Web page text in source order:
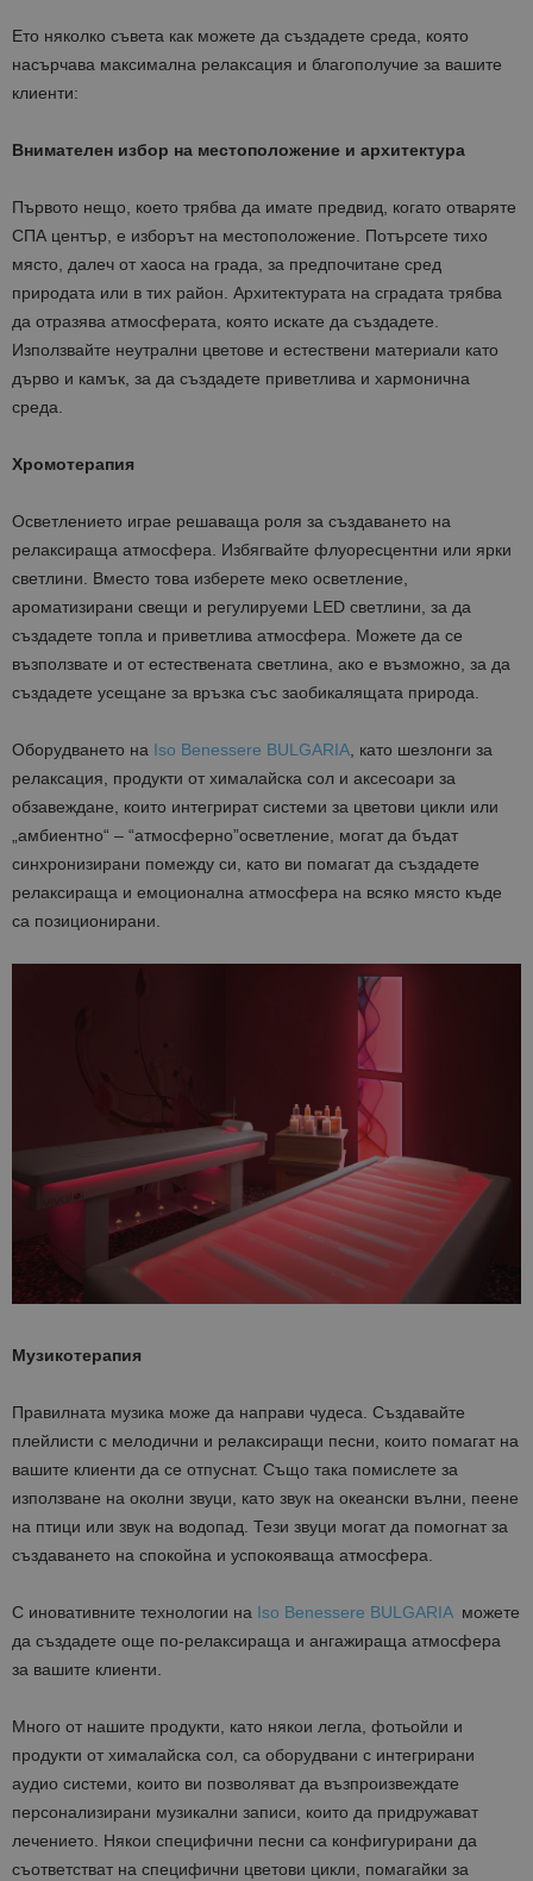
Ето няколко съвета как можете да създадете среда, която
насърчава максимална релаксация и благополучие за вашите
клиенти:
Внимателен избор на местоположение и архитектура
Първото нещо, което трябва да имате предвид, когато отваряте
СПА център, е изборът на местоположение. Потърсете тихо
място, далеч от хаоса на града, за предпочитане сред
природата или в тих район. Архитектурата на сградата трябва
да отразява атмосферата, която искате да създадете.
Използвайте неутрални цветове и естествени материали като
дърво и камък, за да създадете приветлива и хармонична
среда.
Хромотерапия
Осветлението играе решаваща роля за създаването на
релаксираща атмосфера. Избягвайте флуоресцентни или ярки
светлини. Вместо това изберете меко осветление,
ароматизирани свещи и регулируеми LED светлини, за да
създадете топла и приветлива атмосфера. Можете да се
възползвате и от естествената светлина, ако е възможно, за да
създадете усещане за връзка със заобикалящата природа.
Оборудването на Iso Benessere BULGARIA , като шезлонги за
релаксация, продукти от хималайска сол и аксесоари за
обзавеждане, които интегрират системи за цветови цикли или
„амбиентно“ – “атмосферно”осветление, могат да бъдат
синхронизирани помежду си, като ви помагат да създадете
релаксираща и емоционална атмосфера на всяко място къде
са позиционирани.
Музикотерапия
Правилната музика може да направи чудеса. Създавайте
плейлисти с мелодични и релаксиращи песни, които помагат на
вашите клиенти да се отпуснат. Също така помислете за
използване на околни звуци, като звук на океански вълни, пеене
на птици или звук на водопад. Тези звуци могат да помогнат за
създаването на спокойна и успокояваща атмосфера.
С иновативните технологии на Iso Benessere BULGARIA можете
да създадете още по-релаксираща и ангажираща атмосфера
за вашите клиенти.
Много от нашите продукти, като някои легла, фотьойли и
продукти от хималайска сол, са оборудвани с интегрирани
аудио системи, които ви позволяват да възпроизвеждате
персонализирани музикални записи, които да придружават
лечението. Някои специфични песни са конфигурирани да
съответстват на специфични цветови цикли, помагайки за